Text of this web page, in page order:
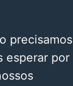
precisamos
esperar por